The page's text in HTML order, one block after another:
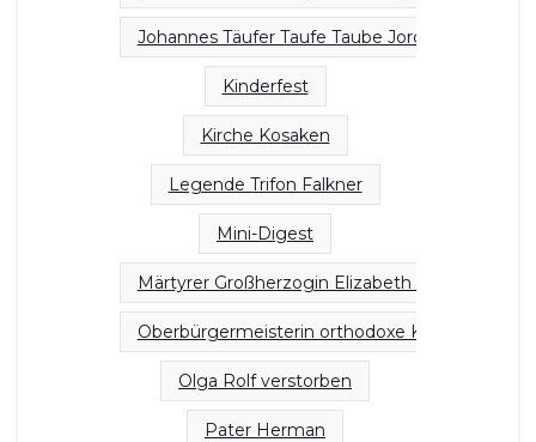
Johannes Täufer Taufe Taube Jordan
Kinderfest
Kirche Kosaken
Legende Trifon Falkner
Mini-Digest
Märtyrer Großherzogin Elizabeth Nonne
Oberbürgermeisterin orthodoxe Kirchen
Olga Rolf verstorben
Pater Herman